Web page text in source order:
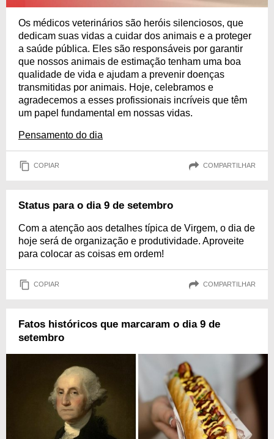
Os médicos veterinários são heróis silenciosos, que
dedicam suas vidas a cuidar dos animais e a proteger
a saúde pública. Eles são responsáveis por garantir
que nossos animais de estimação tenham uma boa
qualidade de vida e ajudam a prevenir doenças
transmitidas por animais. Hoje, celebramos e
agradecemos a esses profissionais incríveis que têm
um papel fundamental em nossas vidas.
Pensamento do dia
COPIAR COMPARTILHAR
Status para o dia 9 de setembro
Com a atenção aos detalhes típica de Virgem, o dia de
hoje será de organização e produtividade. Aproveite
para colocar as coisas em ordem!
COPIAR COMPARTILHAR
Fatos históricos que marcaram o dia 9 de
setembro